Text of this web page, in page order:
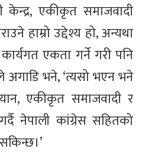
केन्द्र, एकीकृत समाजवादी
हाम्रो उद्देश्य हो, अन्यथा
एकता गर्ने गरी पनि
अगाडि भने, ‘त्यसो भएन भने
एकीकृत समाजवादी र
नेपाली कांग्रेस सहितको